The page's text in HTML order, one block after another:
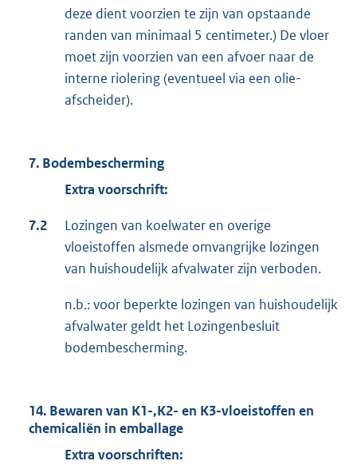
deze dient voorzien te zijn van opstaande
randen van minimaal 5 centimeter.) De vloer
moet zijn voorzien van een afvoer naar de
interne riolering (eventueel via een olie-
afscheider).
7. Bodembescherming
Extra voorschrift:
7.2
Lozingen van koelwater en overige
vloeistoffen alsmede omvangrijke lozingen
van huishoudelijk afvalwater zijn verboden.
n.b.: voor beperkte lozingen van huishoudelijk
afvalwater geldt het Lozingenbesluit
bodembescherming.
14. Bewaren van K1-,K2- en K3-vloeistoffen en
chemicaliën in emballage
Extra voorschriften: